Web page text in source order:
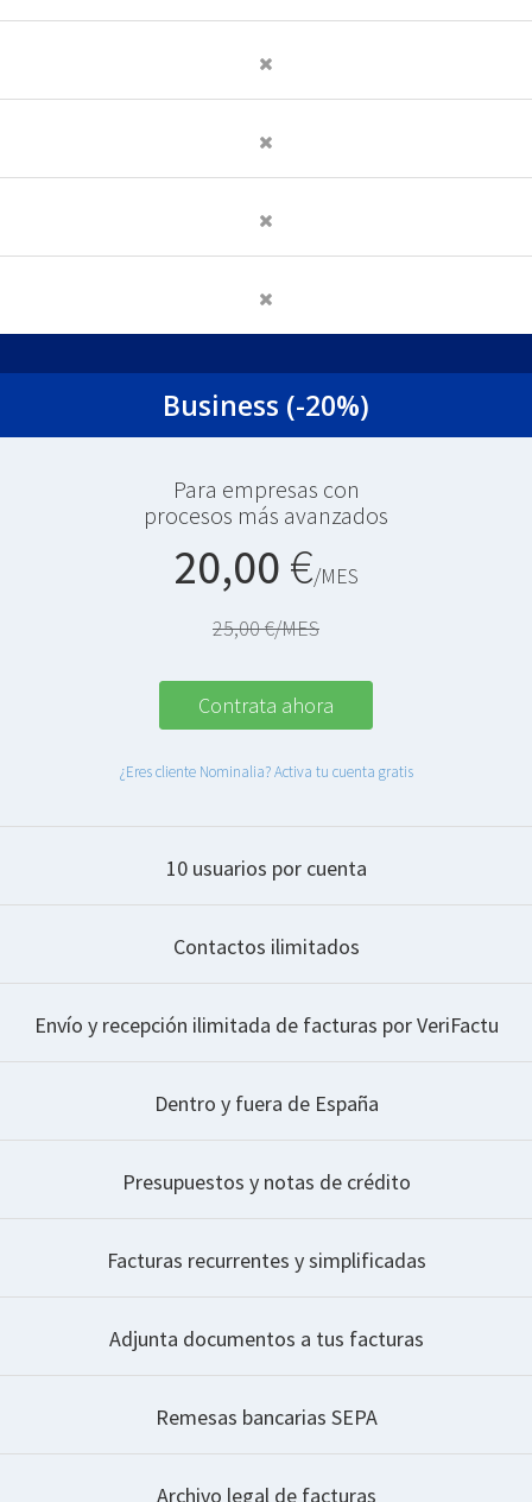
Business (-20%)
Para empresas con
procesos más avanzados
20,00 €/MES
25,00 €/MES
Contrata ahora
¿Eres cliente Nominalia? Activa tu cuenta gratis
10 usuarios por cuenta
Contactos ilimitados
Envío y recepción ilimitada de facturas por VeriFactu
Dentro y fuera de España
Presupuestos y notas de crédito
Facturas recurrentes y simplificadas
Adjunta documentos a tus facturas
Remesas bancarias SEPA
Archivo legal de facturas